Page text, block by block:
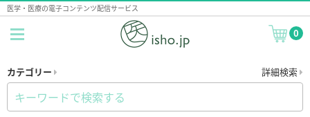
医学・医療の電子コンテンツ配信サービス
0
カテゴリー 詳細検索